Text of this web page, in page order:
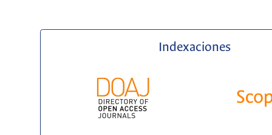
Indexaciones